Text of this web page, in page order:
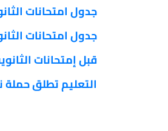
جدول امتحانات الثانوية العامة
جدول امتحانات الثانوية
قبل إمتحانات
التعليم تطلق حملة